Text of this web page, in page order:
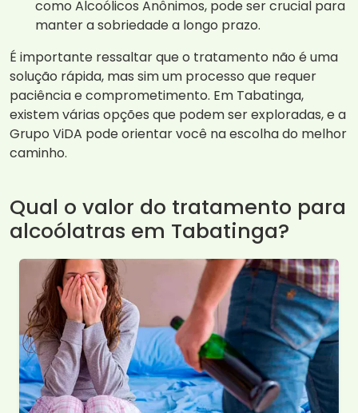
como Alcoólicos Anônimos, pode ser crucial para
manter a sobriedade a longo prazo.
É importante ressaltar que o tratamento não é uma
solução rápida, mas sim um processo que requer
paciência e comprometimento. Em Tabatinga,
existem várias opções que podem ser exploradas, e a
Grupo ViDA pode orientar você na escolha do melhor
caminho.
Qual o valor do tratamento para
alcoólatras em Tabatinga?